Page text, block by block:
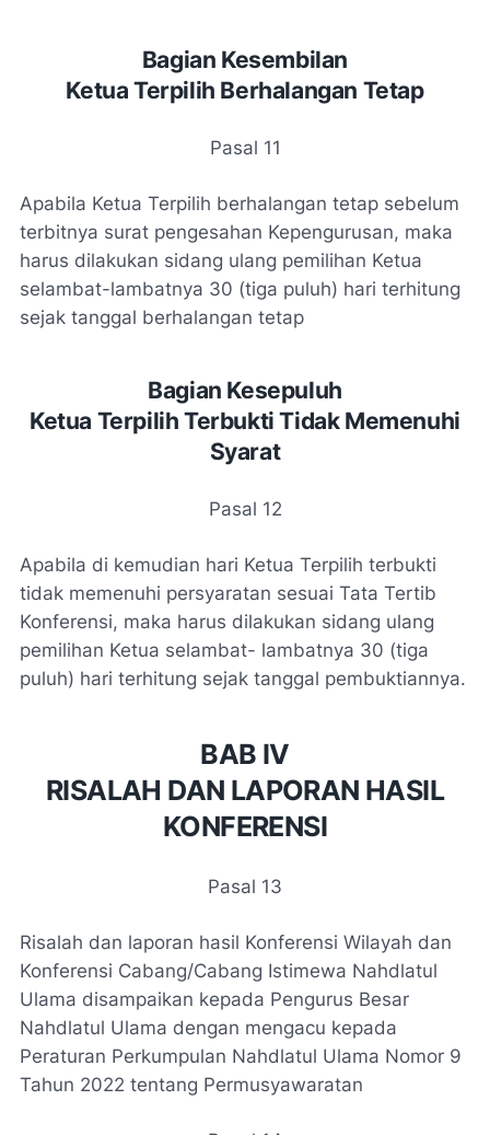
Bagian Kesembilan
Ketua Terpilih Berhalangan Tetap
Pasal 11
Apabila Ketua Terpilih berhalangan tetap sebelum
terbitnya surat pengesahan Kepengurusan, maka
harus dilakukan sidang ulang pemilihan Ketua
selambat-lambatnya 30 (tiga puluh) hari terhitung
sejak tanggal berhalangan tetap
Bagian Kesepuluh
Ketua Terpilih Terbukti Tidak Memenuhi
Syarat
Pasal 12
Apabila di kemudian hari Ketua Terpilih terbukti
tidak memenuhi persyaratan sesuai Tata Tertib
Konferensi, maka harus dilakukan sidang ulang
pemilihan Ketua selambat- lambatnya 30 (tiga
puluh) hari terhitung sejak tanggal pembuktiannya.
BAB IV
RISALAH DAN LAPORAN HASIL
KONFERENSI
Pasal 13
Risalah dan laporan hasil Konferensi Wilayah dan
Konferensi Cabang/Cabang Istimewa Nahdlatul
Ulama disampaikan kepada Pengurus Besar
Nahdlatul Ulama dengan mengacu kepada
Peraturan Perkumpulan Nahdlatul Ulama Nomor 9
Tahun 2022 tentang Permusyawaratan